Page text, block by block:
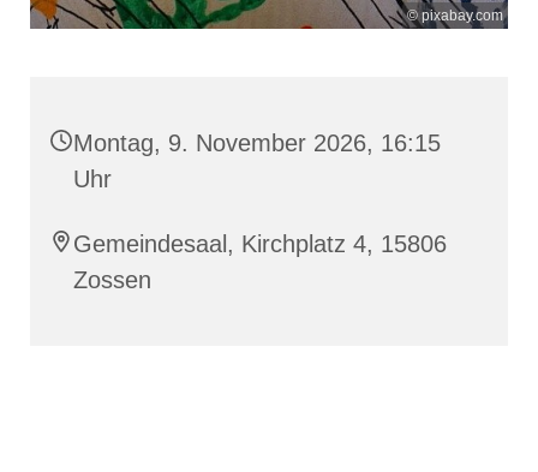
© pixabay.com
Montag, 9. November 2026, 16:15
Uhr
Gemeindesaal, Kirchplatz 4, 15806
Zossen